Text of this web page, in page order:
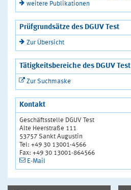
weitere Publikationen
Prüfgrundsätze des DGUV Test
Zur Übersicht
Tätigkeitsbereiche des DGUV Test
Zur Suchmaske
Kontakt
Geschäftsstelle DGUV Test
Alte Heerstraße 111
53757 Sankt Augustin
Tel: +49 30 13001-4566
Fax: +49 30 13001-864566
E-Mail